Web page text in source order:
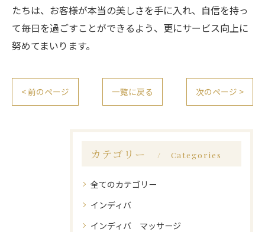
たちは、お客様が本当の美しさを手に入れ、自信を持っ
て毎日を過ごすことができるよう、更にサービス向上に
努めてまいります。
< 前のページ 一覧に戻る 次のページ >
カテゴリー Categories
全てのカテゴリー
インディバ
インディバ マッサージ